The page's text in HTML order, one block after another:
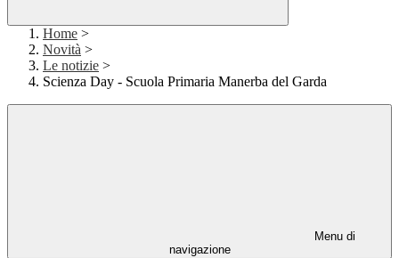
Home >
Novità >
Le notizie >
Scienza Day - Scuola Primaria Manerba del Garda
Menu di
navigazione